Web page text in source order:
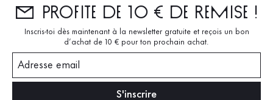
Profite de 10 € de remise !
Inscris-toi dès maintenant à la newsletter gratuite et reçois un bon
d’achat de 10 € pour ton prochain achat.
S'inscrire